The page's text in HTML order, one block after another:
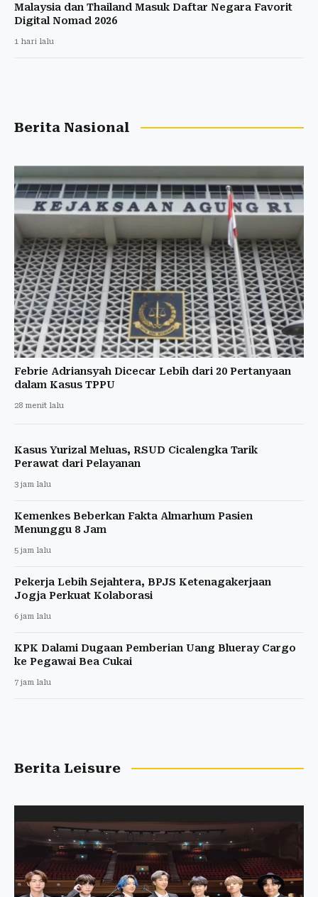
Malaysia dan Thailand Masuk Daftar Negara Favorit
Digital Nomad 2026
1 hari lalu
Berita Nasional
Febrie Adriansyah Dicecar Lebih dari 20 Pertanyaan
dalam Kasus TPPU
28 menit lalu
Kasus Yurizal Meluas, RSUD Cicalengka Tarik
Perawat dari Pelayanan
3 jam lalu
Kemenkes Beberkan Fakta Almarhum Pasien
Menunggu 8 Jam
5 jam lalu
Pekerja Lebih Sejahtera, BPJS Ketenagakerjaan
Jogja Perkuat Kolaborasi
6 jam lalu
KPK Dalami Dugaan Pemberian Uang Blueray Cargo
ke Pegawai Bea Cukai
7 jam lalu
Berita Leisure